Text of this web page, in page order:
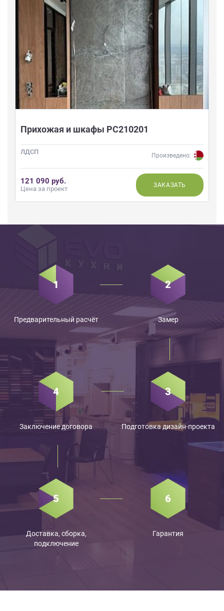
Прихожая и шкафы РС210201
ЛДСП Произведено:
121 090 руб.
Цена за проект ЗАКАЗАТЬ
Предварительный расчёт Замер
Подготовка дизайн-проекта
Заключение договора
Доставка, сборка,
подключение
Гарантия